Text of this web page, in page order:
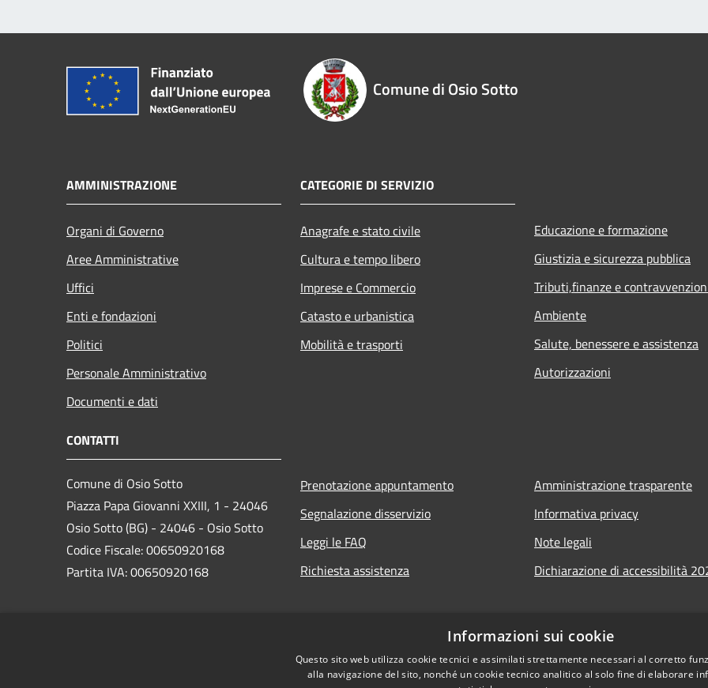
Comune di Osio Sotto
AMMINISTRAZIONE
Organi di Governo
Aree Amministrative
Uffici
Enti e fondazioni
Politici
Personale Amministrativo
Documenti e dati
CATEGORIE DI SERVIZIO
Anagrafe e stato civile
Cultura e tempo libero
Imprese e Commercio
Catasto e urbanistica
Mobilità e trasporti
Educazione e formazione
Giustizia e sicurezza pubblica
Tributi,finanze e
Ambiente
Salute, benessere e assistenza
Autorizzazioni
CONTATTI
Comune di Osio Sotto
Piazza Papa Giovanni XXIII, 1 - 24046
Osio Sotto (BG) - 24046 - Osio Sotto
Codice Fiscale: 00650920168
Partita IVA: 00650920168
Prenotazione appuntamento
Segnalazione disservizio
Leggi le FAQ
Richiesta assistenza
Amministrazione trasparente
Informativa privacy
Note legali
Dichiarazione di accessibilità
Informazioni sui cookie
Questo sito web utilizza cookie tecnici e assimilati strettamente necessari al corretto
alla navigazione del sito, nonché un cookie tecnico analitico al solo fine di elaborare